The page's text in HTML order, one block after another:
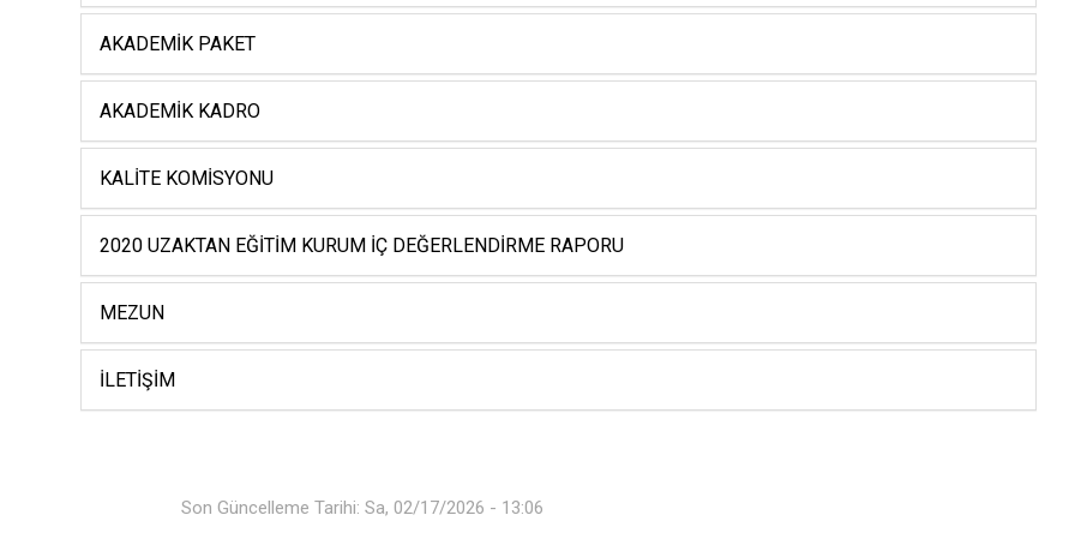
AKADEMIK PAKET
AKADEMIK KADRO
KALITE KOMISYONU
2020 UZAKTAN EĞITIM KURUM İÇ DEĞERLENDIRME RAPORU
MEZUN
İLETIŞIM
Son Güncelleme Tarihi: Sa, 02/17/2026 - 13:06